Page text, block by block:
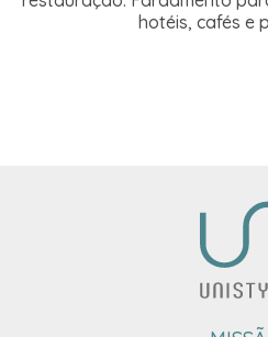
hotéis, cafés e